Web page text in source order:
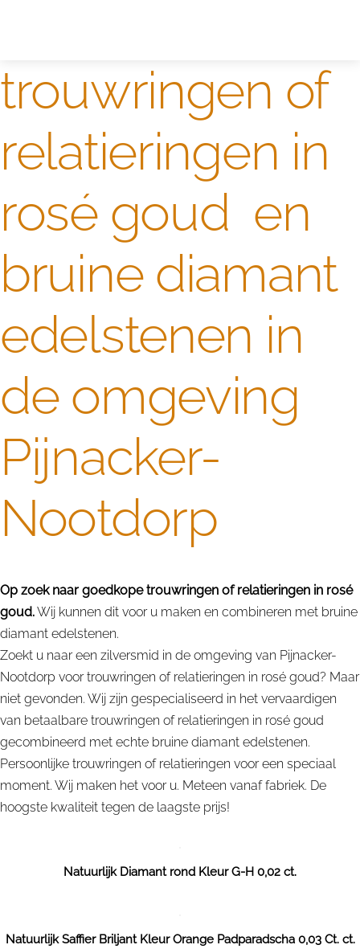
trouwringen of
relatieringen in
rosé goud en
bruine diamant
edelstenen in
de omgeving
Pijnacker-
Nootdorp
Op zoek naar goedkope trouwringen of relatieringen in rosé
goud.Wij kunnen dit voor u maken en combineren met bruine
diamant edelstenen.
Zoekt u naar een zilversmid in de omgeving van Pijnacker-
Nootdorp voor trouwringen of relatieringen in rosé goud? Maar
niet gevonden. Wij zijn gespecialiseerd in het vervaardigen
van betaalbare trouwringen of relatieringen in rosé goud
gecombineerd met echte bruine diamant edelstenen.
Persoonlijke trouwringen of relatieringen voor een speciaal
moment. Wij maken het voor u. Meteen vanaf fabriek. De
hoogste kwaliteit tegen de laagste prijs!
Natuurlijk Diamant rond Kleur G-H 0,02 ct.
Natuurlijk Saffier Briljant Kleur Orange Padparadscha 0,03 Ct. ct.